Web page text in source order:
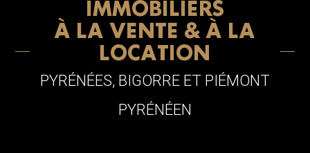
IMMOBILIERS
À LA VENTE & À LA
LOCATION
PYRÉNÉES, BIGORRE ET PIÉMONT
PYRÉNÉEN